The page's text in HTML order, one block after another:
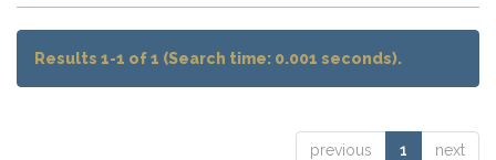
Results 1-1 of 1 (Search time: 0.001 seconds).
previous 1 next